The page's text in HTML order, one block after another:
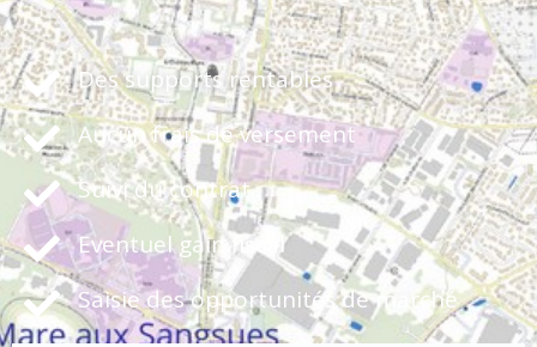
Des supports rentables
Aucun frais de versement
Suivi du contrat
Eventuel gain fiscal
Saisie des opportunités de marché